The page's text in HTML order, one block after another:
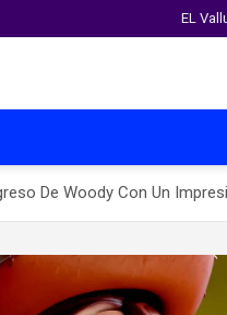
EL
De Woody Con Un